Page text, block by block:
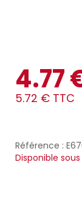
4.77
5.72 € TTC
Référence :
Disponible